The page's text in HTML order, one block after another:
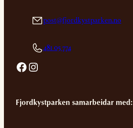
post@fjordkystparken.no
481 05 774
Facebook Instagram
Fjordkystparken samarbeidar med: